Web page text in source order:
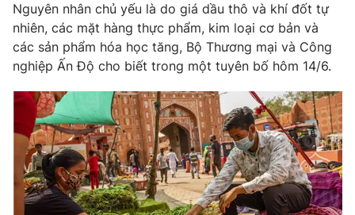
Tư vấn
Chuyên mục khác
Emagazine Podcast
Photo Infographic
Video Shorts video
VTV Money VTV Thể thao
Nguyên nhân chủ yếu là do giá dầu thô và khí đốt tự
nhiên, các mặt hàng thực phẩm, kim loại cơ bản và
các sản phẩm hóa học tăng, Bộ Thương mại và Công
nghiệp Ấn Độ cho biết trong một tuyên bố hôm 14/6.